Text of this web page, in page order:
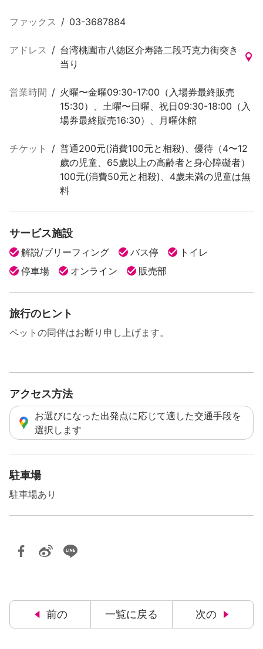
ファックス / 03-3687884
アドレス / 台湾桃園市八徳区介寿路二段巧克力街突き
当り
営業時間 / 火曜〜金曜09:30-17:00（入場券最終販売
15:30）、土曜〜日曜、祝日09:30-18:00（入
場券最終販売16:30）、月曜休館
チケット / 普通200元(消費100元と相殺)、優待（4〜12
歲の児童、65歲以上の高齢者と身心障礙者）
100元(消費50元と相殺)、4歲未満の児童は無
料
サービス施設
解説/ブリーフィング バス停
トイレ
停車場
オンライン 販売部
旅行のヒント
ペットの同伴はお断り申し上げます。
アクセス方法
お選びになった出発点に応じて適した交通手段を
選択します
駐車場
駐車場あり
前の 一覧に戻る 次の